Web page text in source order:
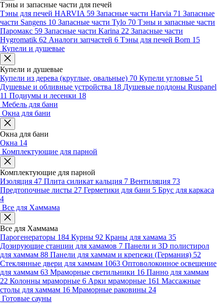
Тэны и запасные части для печей
Тэны для печей HARVIA 59 Запасные части Harvia 71 Запасные
части Sangens 10 Запасные части Tylo 70 Тэны и запасные части
Паромакс 59 Запасные части Karina 22 Запасные части
Hygromatik 62 Аналоги запчастей 6 Тэны для печей Born 15
Купели и душевые
Купели и душевые
Купели из дерева (круглые, овальные) 70 Купели угловые 51
Душевые и обливные устройства 18 Душевые поддоны Ruspanel
11 Подиумы и лесенки 18
Мебель для бани
Окна для бани
Окна для бани
Окна 14
Комплектующие для парной
Комплектующие для парной
Изоляция 47 Плита силикат кальция 7 Вентиляция 73
Предтопочные листы 27 Герметики для бани 5 Брус для каркаса
4
Все для Хаммама
Все для Хаммама
Парогенераторы 184 Курны 92 Краны для хамама 35
Дозирующие станции для хамамов 7 Панели и 3D полистирол
для хаммам 88 Панели для хаммам и крепежи (Германия) 52
Стеклянные двери для хаммам 1063 Оптоволоконное освещение
для хаммам 63 Мраморные светильники 16 Панно для хаммам
22 Колонны мраморные 6 Арки мраморные 161 Массажные
столы для хаммам 16 Мраморные раковины 24
Готовые сауны